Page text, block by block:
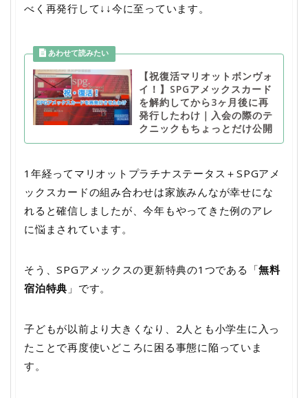
べく再発行して↓↓今に至っています。
【祝復活マリオットボンヴォ
イ！】SPGアメックスカード
を解約してから3ヶ月後に再
発行したわけ｜入会の際のテ
クニックもちょっとだけ公開
1年経ってマリオットプラチナステータス＋SPGアメ
ックスカードの組み合わせは家族みんなが幸せにな
れると確信しましたが、今年もやってきた例のアレ
に悩まされています。
そう、SPGアメックスの更新特典の1つである「無料
宿泊特典 」です。
子どもが以前より大きくなり、2人とも小学生に入っ
たことで再度使いどころに困る事態に陥っていま
す。